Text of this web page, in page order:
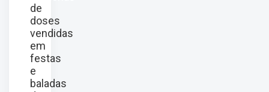
de
doses
vendidas
em
festas
e
baladas